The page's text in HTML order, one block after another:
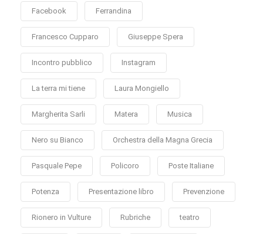
Facebook Ferrandina
Francesco Cupparo Giuseppe Spera
Incontro pubblico Instagram
La terra mi tiene Laura Mongiello
Margherita Sarli Matera Musica
Nero su Bianco Orchestra della Magna Grecia
Pasquale Pepe Policoro Poste Italiane
Potenza Presentazione libro Prevenzione
Rionero in Vulture Rubriche teatro